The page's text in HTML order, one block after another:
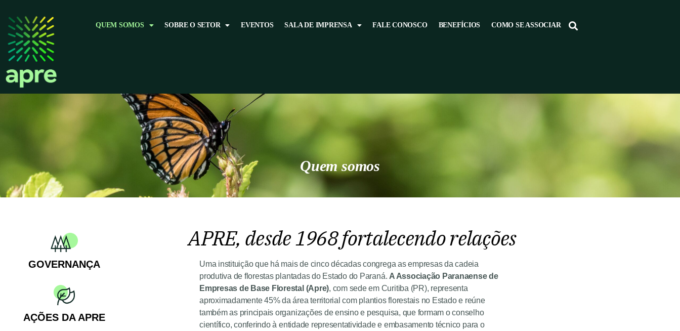
QUEM SOMOS SOBRE O SETOR EVENTOS SALA DE IMPRENSA FALE CONOSCO BENEFÍCIOS COMO SE ASSOCIAR
Quem somos
GOVERNANÇA
AÇÕES DA APRE
APRE, desde 1968 fortalecendo relações
Uma instituição que há mais de cinco décadas congrega as empresas da cadeia
produtiva de florestas plantadas do Estado do Paraná.A Associação Paranaense de
Empresas de Base Florestal (Apre), com sede em Curitiba (PR), representa
aproximadamente 45% da área territorial com plantios florestais no Estado e reúne
também as principais organizações de ensino e pesquisa, que formam o conselho
científico, conferindo à entidade representatividade e embasamento técnico para o